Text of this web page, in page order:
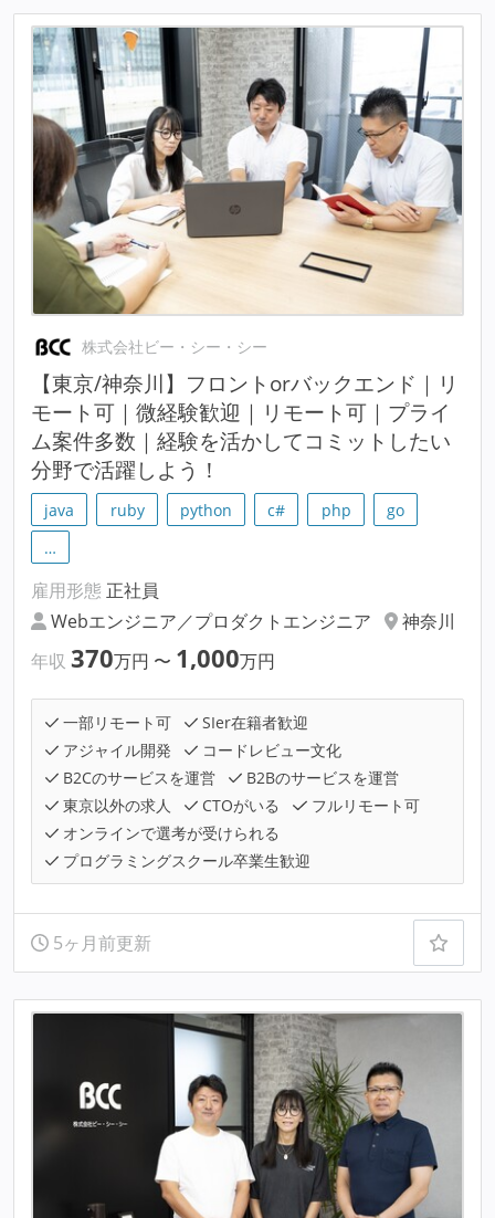
株式会社ビー・シー・シー
【東京/神奈川】フロントorバックエンド｜リ
モート可｜微経験歓迎｜リモート可｜プライ
ム案件多数｜経験を活かしてコミットしたい
分野で活躍しよう！
java ruby python c# php
go
…
雇用形態 正社員
Webエンジニア／プロダクトエンジニア
神奈川
年収 370万円 〜 1,000万円
一部リモート可
SIer在籍者歓迎
アジャイル開発
コードレビュー文化
B2Cのサービスを運営
B2Bのサービスを運営
東京以外の求人
CTOがいる
フルリモート可
オンラインで選考が受けられる
プログラミングスクール卒業生歓迎
5ヶ月前更新